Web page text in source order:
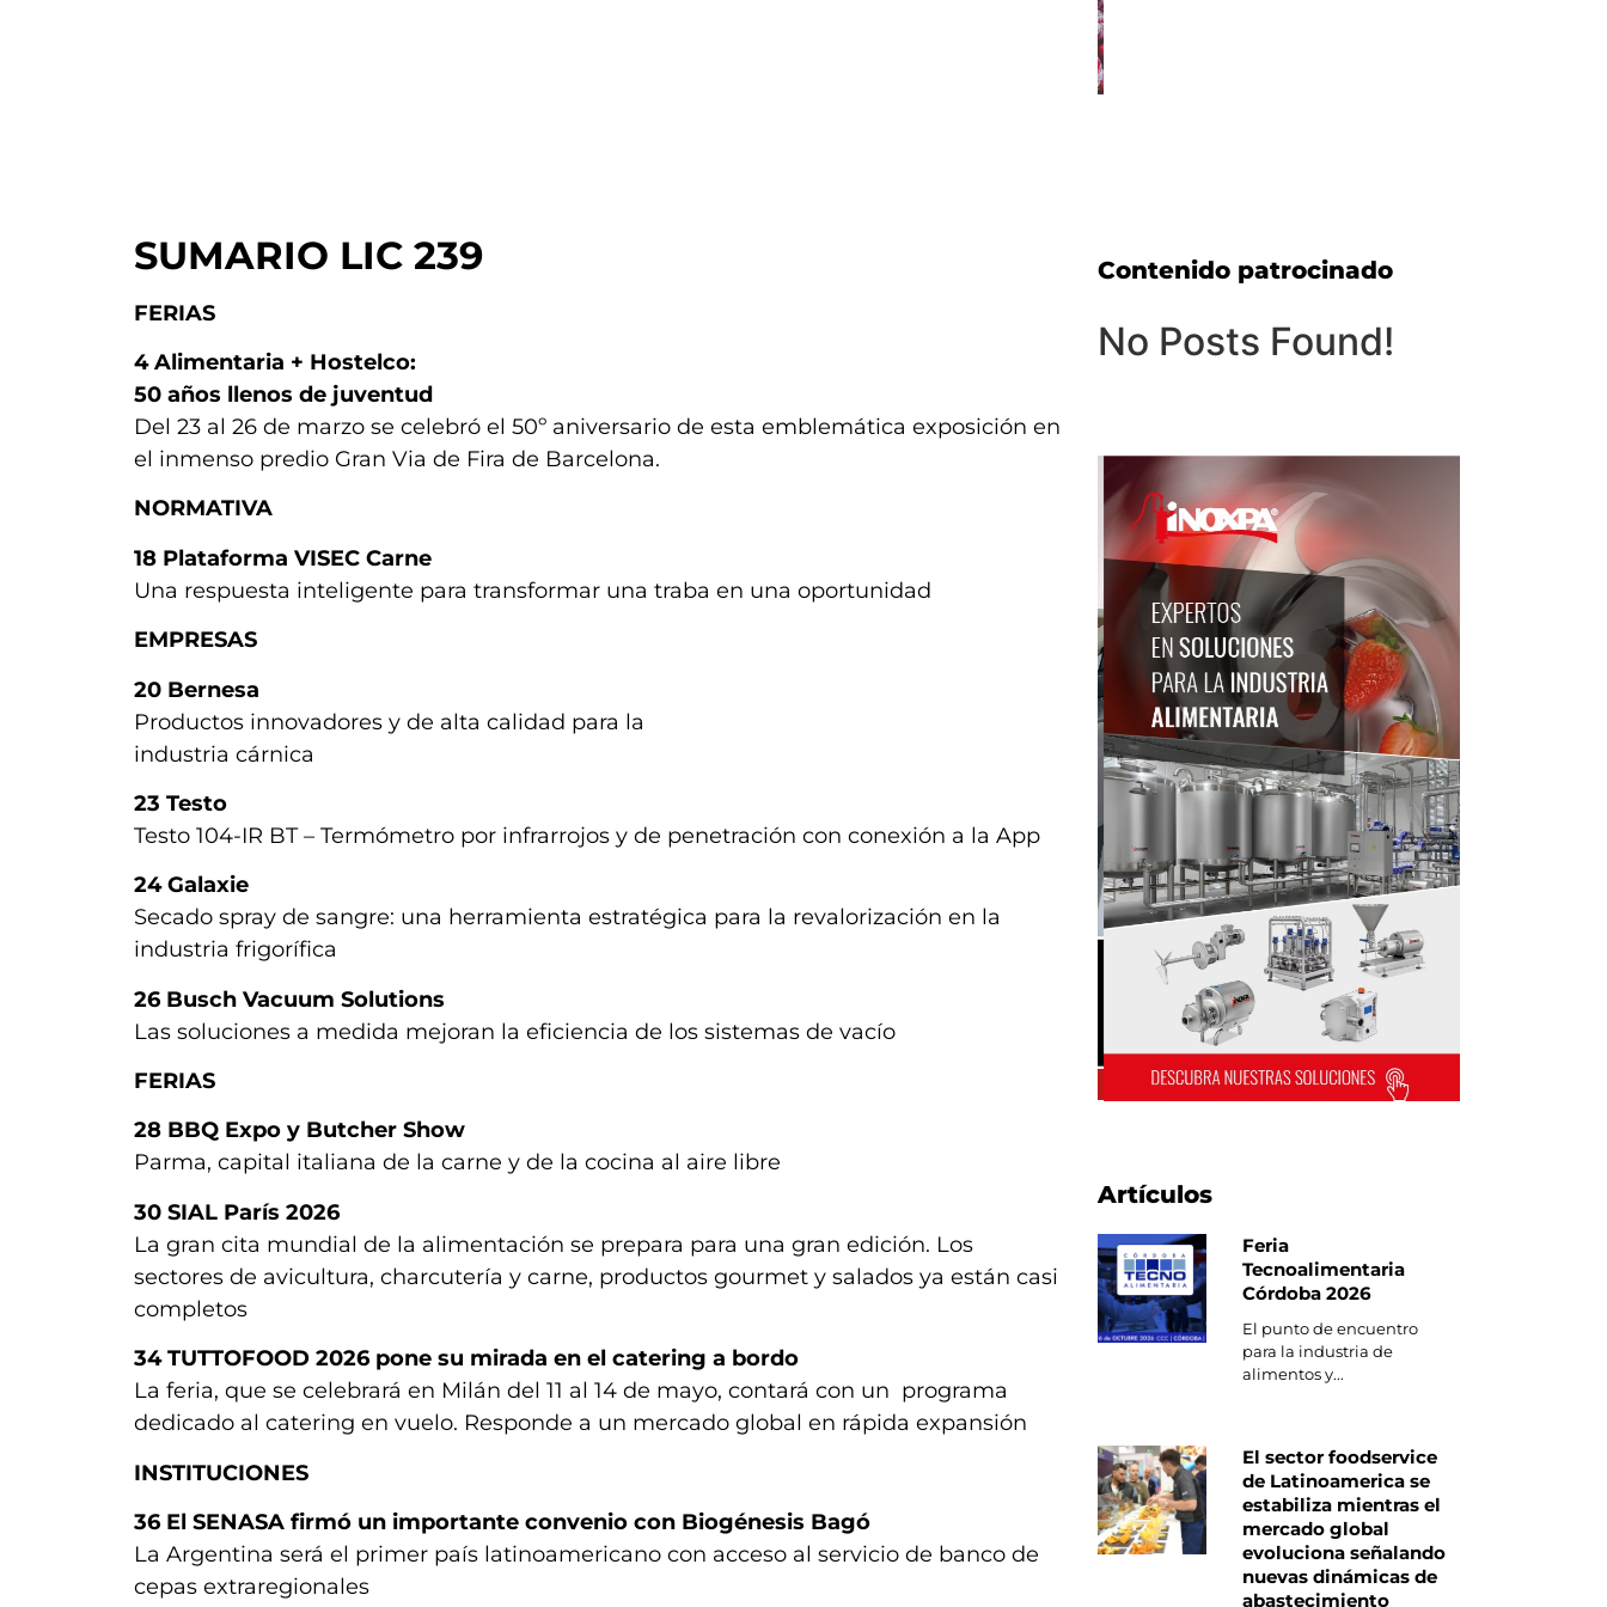
SUMARIO LIC 239
FERIAS
4 Alimentaria + Hostelco:
50 años llenos de juventud
Del 23 al 26 de marzo se celebró el 50º aniversario de esta emblemática exposición en
el inmenso predio Gran Via de Fira de Barcelona.
NORMATIVA
18 Plataforma VISEC Carne
Una respuesta inteligente para transformar una traba en una oportunidad
EMPRESAS
20 Bernesa
Productos innovadores y de alta calidad para la
industria cárnica
23 Testo
Testo 104-IR BT – Termómetro por infrarrojos y de penetración con conexión a la App
24 Galaxie
Secado spray de sangre: una herramienta estratégica para la revalorización en la
industria frigorífica
26 Busch Vacuum Solutions
Las soluciones a medida mejoran la eficiencia de los sistemas de vacío
FERIAS
28 BBQ Expo y Butcher Show
Parma, capital italiana de la carne y de la cocina al aire libre
30 SIAL París 2026
La gran cita mundial de la alimentación se prepara para una gran edición. Los
sectores de avicultura, charcutería y carne, productos gourmet y salados ya están casi
completos
34 TUTTOFOOD 2026 pone su mirada en el catering a bordo
La feria, que se celebrará en Milán del 11 al 14 de mayo, contará con un programa
dedicado al catering en vuelo. Responde a un mercado global en rápida expansión
INSTITUCIONES
36 El SENASA firmó un importante convenio con Biogénesis Bagó
La Argentina será el primer país latinoamericano con acceso al servicio de banco de
cepas extraregionales
Contenido patrocinado
No Posts Found!
Artículos
Feria
Tecnoalimentaria
Córdoba 2026
El punto de encuentro
para la industria de
alimentos y...
El sector foodservice
de Latinoamerica se
estabiliza mientras el
mercado global
evoluciona señalando
nuevas dinámicas de
abastecimiento